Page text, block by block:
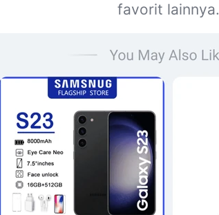
favorit lainnya.